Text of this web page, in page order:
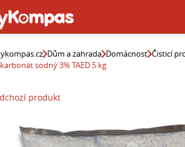
Dům a zahrada Domácnost Čisticí
sodný 3% TAED 5 kg
produkt